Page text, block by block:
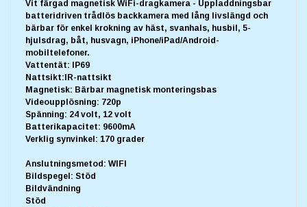
Vit färgad magnetisk WiFi-dragkamera - Uppladdningsbar
batteridriven trådlös backkamera med lång livslängd och
bärbar för enkel krokning av häst, svanhals, husbil, 5-
hjulsdrag, båt, husvagn, iPhone/iPad/Android-
mobiltelefoner.
Vattentät: IP69
Nattsikt:IR-nattsikt
Magnetisk: Bärbar magnetisk monteringsbas
Videoupplösning: 720p
Spänning: 24 volt, 12 volt
Batterikapacitet: 9600mA
Verklig synvinkel: 170 grader
Anslutningsmetod: WIFI
Bildspegel: Stöd
Bildvändning
Stöd